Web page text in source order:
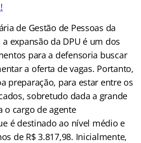
de Gestão de Pessoas da
a expansão da DPU é um dos
para a defensoria buscar
a oferta de vagas. Portanto,
preparação, para estar entre os
sobretudo dada a grande
o cargo de agente
é destinado ao nível médio e
de R$ 3.817,98. Inicialmente,